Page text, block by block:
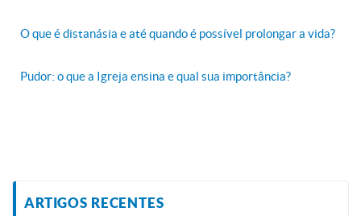
O que é distanásia e até quando é possível prolongar a vida?
Pudor: o que a Igreja ensina e qual sua importância?
ARTIGOS RECENTES